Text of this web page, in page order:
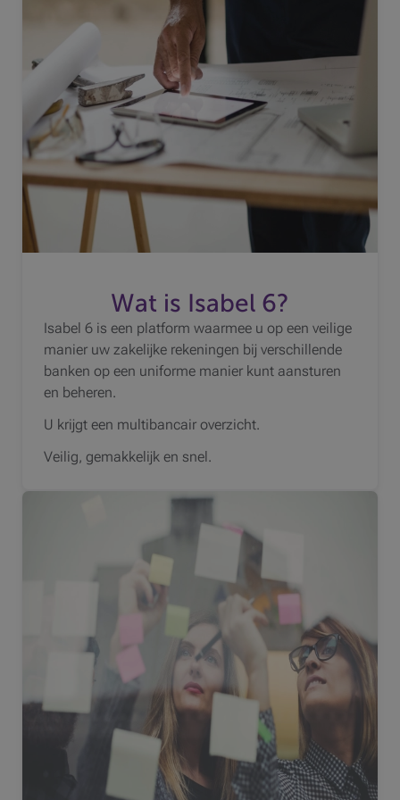
Wat is Isabel 6?
Isabel 6 is een platform waarmee u op een veilige
manier uw zakelijke rekeningen bij verschillende
banken op een uniforme manier kunt aansturen
en beheren.
U krijgt een multibancair overzicht.
Veilig, gemakkelijk en snel.